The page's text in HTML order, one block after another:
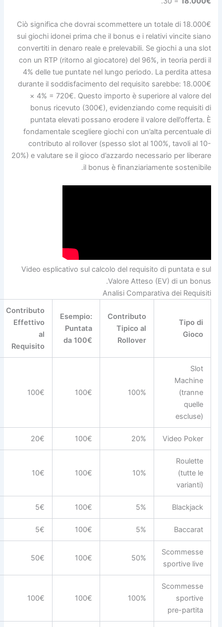
Ciò significa che dovrai scommettere un totale di 18.000€
sui giochi idonei prima che il bonus e i relativi vincite siano
convertiti in denaro reale e prelevabili. Se giochi a una slot
con un RTP (ritorno al giocatore) del 96%, in teoria perdi il
4% delle tue puntate nel lungo periodo. La perdita attesa
durante il soddisfacimento del requisito sarebbe: 18.000€
× 4% = 720€. Questo importo è superiore al valore del
bonus ricevuto (300€), evidenziando come requisiti di
puntata elevati possano erodere il valore dell’offerta. È
fondamentale scegliere giochi con un’alta percentuale di
contributo al rollover (spesso slot al 100%, tavoli al 10-
20%) e valutare se il gioco d’azzardo necessario per liberare
il bonus è finanziariamente sostenibile.
Video esplicativo sul calcolo del requisito di puntata e sul
Valore Atteso (EV) di un bonus.
Analisi Comparativa dei Requisiti
Tipo di
Gioco
Contributo
Tipico al
Rollover
Esempio:
Puntata
da 100€
Contributo
Effettivo
al
Requisito
Slot
Machine
(tranne
quelle
escluse)
100%
100€
100€
Video Poker
20%
100€
20€
Roulette
(tutte le
varianti)
10%
100€
10€
Blackjack
5%
100€
5€
Baccarat
5%
100€
5€
Scommesse
sportive live
50%
100€
50€
Scommesse
sportive
pre-partita
100%
100€
100€